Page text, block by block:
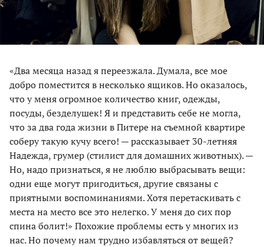
«Два месяца назад я переезжала. Думала, все мое
добро поместится в несколько ящиков. Но оказалось,
что у меня огромное количество книг, одежды,
посуды, безделушек! Я и представить себе не могла,
что за два года жизни в Питере на съемной квартире
соберу такую кучу всего! — рассказывает 30-летняя
Надежда, грумер (стилист для домашних животных). —
Но, надо признаться, я не люблю выбрасывать вещи:
одни еще могут пригодиться, другие связаны с
приятными воспоминаниями. Хотя перетаскивать с
места на место все это нелегко. У меня до сих пор
спина болит!» Похожие проблемы есть у многих из
нас. Но почему нам трудно избавляться от вещей?